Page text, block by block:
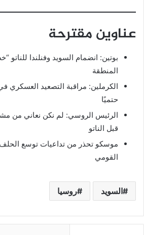
عناوين مقترحة
بوتين: انضمام السويد وفنلندا للناتو
المنطقة
الكرملين: مراقبة التصعيد العسكري
حتميًا
الرئيس الروسي: لم نكن نعاني من
قبل الناتو
موسكو تحذر من تداعيات توسع
القومي
السويد روسيا